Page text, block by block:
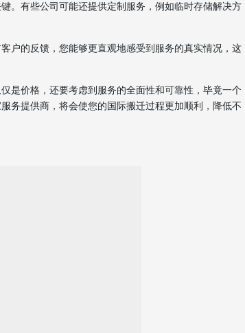
。有些公司可能还提供定制服务，例如临时存储解决方
户的反馈，您能够更直观地感受到服务的真实情况，这
是价格，还要考虑到服务的全面性和可靠性，毕竟一个
务提供商，将会使您的国际搬迁过程更加顺利，降低不